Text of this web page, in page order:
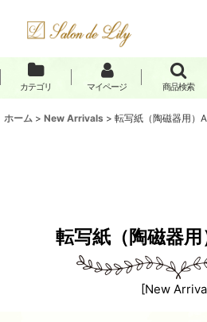
カテゴリ マイページ 商品検索
ホーム > New Arrivals > 転写紙（陶磁器用）
転写紙（陶磁器
[New